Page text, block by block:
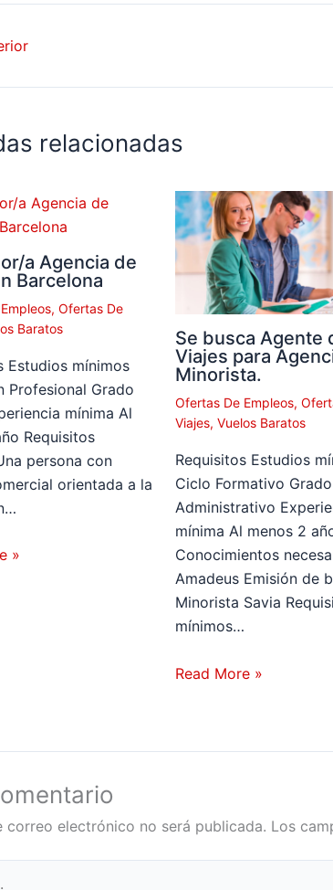
relacionadas
a Agencia de
Barcelona
, Ofertas De
Baratos
Estudios mínimos
Profesional Grado
mínima Al
Requisitos
persona con
orientada a la
»
Se busca Agente
Viajes para
Minorista.
Ofertas De Empleos,
Viajes,Vuelos Baratos
Requisitos Estudios
Ciclo Formativo
Administrativo
mínima Al menos 2
Conocimientos
Amadeus Emisión de
Minorista Savia
mínimos…
Read More »
correo electrónico no será publicada. Los